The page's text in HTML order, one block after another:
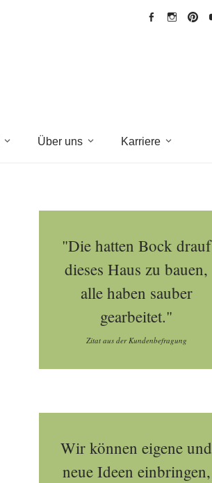
Über uns Karriere
"Die hatten Bock drauf
dieses Haus zu bauen,
alle haben sauber
gearbeitet."
Zitat aus der Kundenbefragung
Wir können eigene und
neue Ideen einbringen,